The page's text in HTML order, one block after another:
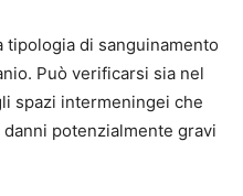
tipologia di sanguinamento
Può verificarsi sia nel
spazi intermeningei che
potenzialmente gravi